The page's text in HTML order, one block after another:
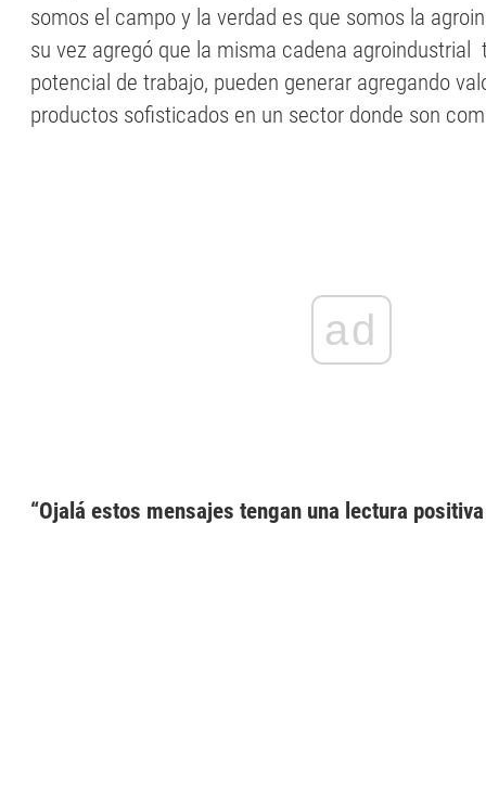
somos el campo y la verdad es que somos la
su vez agregó que la misma cadena agroindustrial
potencial de trabajo, pueden generar agregando
productos sofisticados en un sector donde son
ad
“Ojalá estos mensajes tengan una lectura